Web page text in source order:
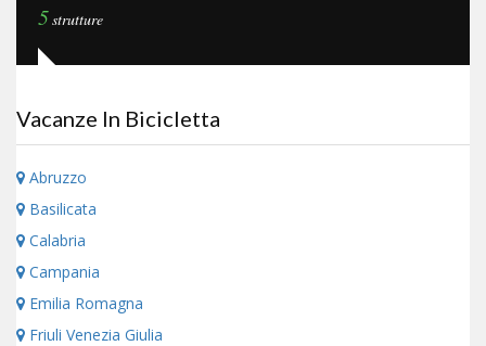
5strutture
Vacanze In Bicicletta
Abruzzo
Basilicata
Calabria
Campania
Emilia Romagna
Friuli Venezia Giulia